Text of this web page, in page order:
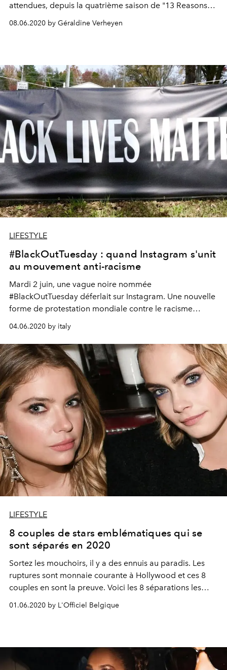
attendues, depuis la quatrième saison de "13 Reasons
Why", jusqu’à "Da 5 Bloods", le nouveau film de Spike
Lee, en passant par la saisons 2 de "The Politician",
08.06.2020 by Géraldine Verheyen
LIFESTYLE
#BlackOutTuesday : quand Instagram s'unit
au mouvement anti-racisme
Mardi 2 juin, une vague noire nommée
#BlackOutTuesday déferlait sur Instagram. Une nouvelle
forme de protestation mondiale contre le racisme
initialement partie du secteur de la musique.
04.06.2020 by italy
LIFESTYLE
8 couples de stars emblématiques qui se
sont séparés en 2020
Sortez les mouchoirs, il y a des ennuis au paradis. Les
ruptures sont monnaie courante à Hollywood et ces 8
couples en sont la preuve. Voici les 8 séparations les
plus marquantes de célébrités en 2020.
01.06.2020 by L'Officiel Belgique